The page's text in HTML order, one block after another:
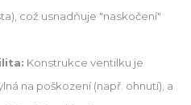
což usnadňuje "naskočení"
Konstrukce ventilku je
na poškození (např. ohnutí), a